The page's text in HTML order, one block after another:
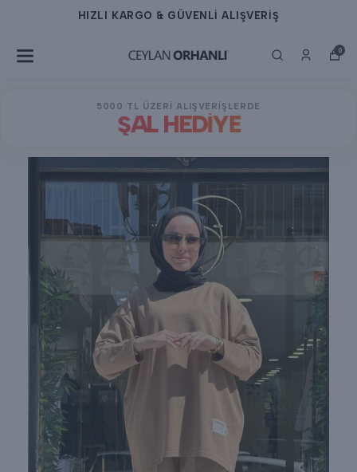
HIZLI KARGO & GÜVENLİ ALIŞVERİŞ
0
5000 TL ÜZERİ ALIŞVERİŞLERDE
ŞAL HEDİYE